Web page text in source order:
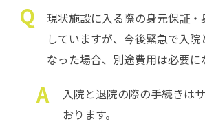
現状施設に入る際の身元保証
していますが、今後緊急で入
なった場合、別途費用は必要に
入院と退院の際の手続きは
おります。